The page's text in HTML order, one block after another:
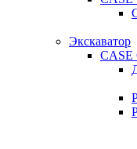
Экскаватор
CASE